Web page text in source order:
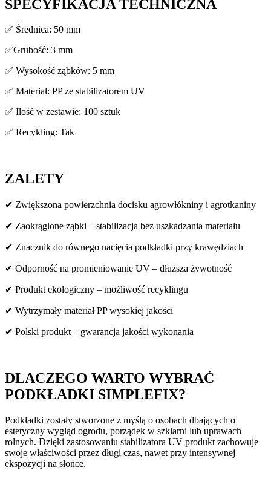
SPECYFIKACJA TECHNICZNA
✅ Średnica: 50 mm
✅Grubość: 3 mm
✅ Wysokość ząbków: 5 mm
✅ Materiał: PP ze stabilizatorem UV
✅ Ilość w zestawie: 100 sztuk
✅ Recykling: Tak
ZALETY
✔ Zwiększona powierzchnia docisku agrowłókniny i agrotkaniny
✔ Zaokrąglone ząbki – stabilizacja bez uszkadzania materiału
✔ Znacznik do równego nacięcia podkładki przy krawędziach
✔ Odporność na promieniowanie UV – dłuższa żywotność
✔ Produkt ekologiczny – możliwość recyklingu
✔ Wytrzymały materiał PP wysokiej jakości
✔ Polski produkt – gwarancja jakości wykonania
DLACZEGO WARTO WYBRAĆ
PODKŁADKI SIMPLEFIX?
Podkładki zostały stworzone z myślą o osobach dbających o
estetyczny wygląd ogrodu, porządek w szklarni lub uprawach
rolnych. Dzięki zastosowaniu stabilizatora UV produkt zachowuje
swoje właściwości przez długi czas, nawet przy intensywnej
ekspozycji na słońce.